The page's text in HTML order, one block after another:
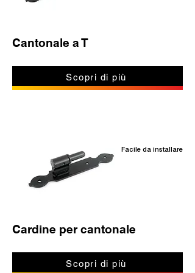
Cantonale a T
Scopri di più
Facile da installare
Cardine per cantonale
Scopri di più